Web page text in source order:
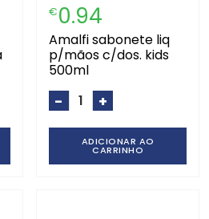
€0.94
amalfi sabonete liq
p/mãos c/dos. kids
500ml
- +
ADICIONAR AO
CARRINHO